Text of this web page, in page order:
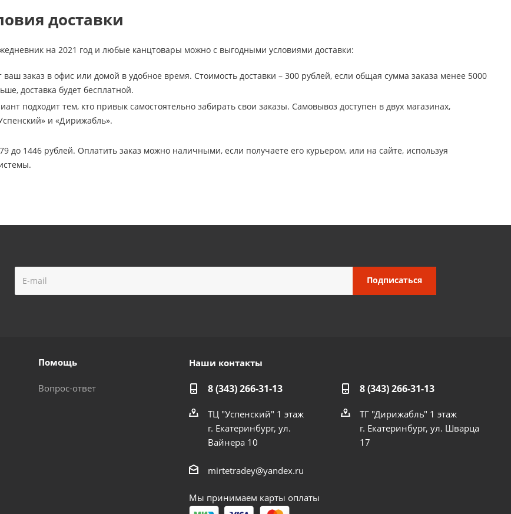
доставки
на 2021 год и любые канцтовары можно с выгодными условиями доставки:
заказ в офис или домой в удобное время. Стоимость доставки – 300 рублей, если общая сумма заказа менее 5000
доставка будет бесплатной.
подходит тем, кто привык самостоятельно забирать свои заказы. Самовывоз доступен в двух магазинах,
и «Дирижабль».
до 1446 рублей. Оплатить заказ можно наличными, если получаете его курьером, или на сайте, используя
Помощь
Вопрос-ответ
Наши контакты
8 (343) 266-31-13
ТЦ "Успенский" 1 этаж
г. Екатеринбург, ул.
Вайнера 10
8 (343) 266-31-13
ТГ "Дирижабль" 1 этаж
г. Екатеринбург, ул. Шварца
17
mirtetradey@yandex.ru
Мы принимаем карты оплаты